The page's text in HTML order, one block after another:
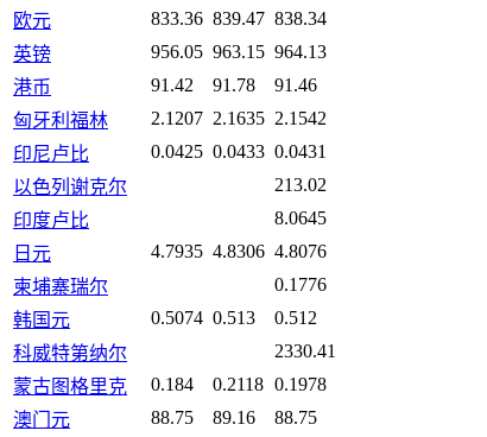
欧元
833.36 839.47 838.34
英镑
956.05 963.15 964.13
港币
91.42 91.78
91.46
匈牙利福林
2.1207 2.1635 2.1542
印尼卢比
0.0425 0.0433 0.0431
以色列谢克尔
213.02
印度卢比
8.0645
日元
4.7935 4.8306 4.8076
柬埔寨瑞尔
0.1776
韩国元
0.5074 0.513
0.512
科威特第纳尔
2330.41
蒙古图格里克
0.184 0.2118 0.1978
澳门元
88.75 89.16
88.75